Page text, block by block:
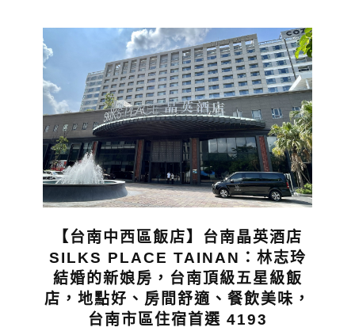
【台南中西區飯店】台南晶英酒店
SILKS PLACE TAINAN：林志玲
結婚的新娘房，台南頂級五星級飯
店，地點好、房間舒適、餐飲美味，
台南市區住宿首選 4193